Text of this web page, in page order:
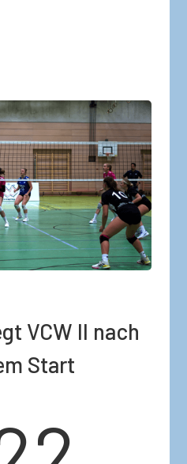
VCW II nach
Start